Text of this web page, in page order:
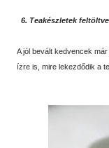
6. Teakészletek
A jól bevált kedvencek
ízre is, mire lekezdődik a